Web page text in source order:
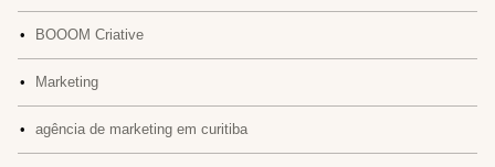
• BOOOM Criative
• Marketing
• agência de marketing em curitiba